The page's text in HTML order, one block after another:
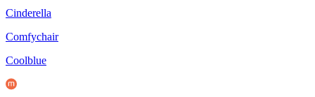
Cinderella
Comfychair
Coolblue